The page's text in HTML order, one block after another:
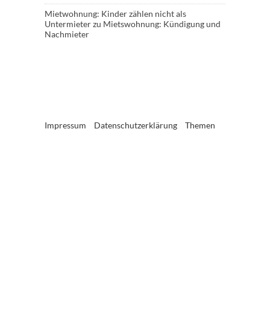
Mietwohnung: Kinder zählen nicht als
Untermieterzu Mietswohnung: Kündigung und
Nachmieter
Impressum Datenschutzerklärung Themen